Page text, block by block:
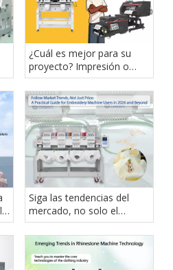
¿Cuál es mejor para su
proyecto? Impresión o
bordado DTF
Siga las tendencias del
mercado, no solo el
precio: una guía práctica
para usuarios de máquinas
de bordar en 2026 y más
allá